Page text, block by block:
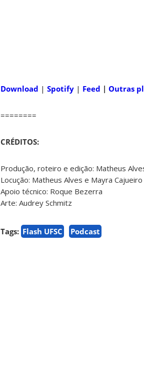
Download | Spotify | Feed | Outras
========
CRÉDITOS:
Produção, roteiro e edição: Matheus
Locução: Matheus Alves e Mayra
Apoio técnico: Roque Bezerra
Arte: Audrey Schmitz
Tags: Flash UFSC Podcast